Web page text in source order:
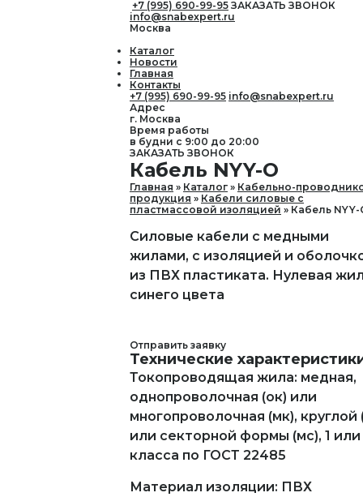
+7 (995) 690-99-95 ЗАКАЗАТЬ ЗВОНОК
info@snabexpert.ru
Москва
Каталог
Новости
Главная
Контакты
+7 (995) 690-99-95 info@snabexpert.ru
Адрес
г. Москва
Время работы
в будни с 9:00 до 20:00
ЗАКАЗАТЬ ЗВОНОК
Кабель NYY-O
Главная Каталог
Кабельно-
продукция
Кабели силовые с
пластмассовой изоляцией
Кабель NYY-
Силовые кабели с медными
жилами, с изоляцией и
из ПВХ пластиката. Нулевая
синего цвета
Отправить заявку
Технические
Токопроводящая жила: медная,
однопроволочная (ок) или
многопроволочная (мк), круглой
или секторной формы (мс), 1 или
класса по ГОСТ 22485
Материал изоляции: ПВХ